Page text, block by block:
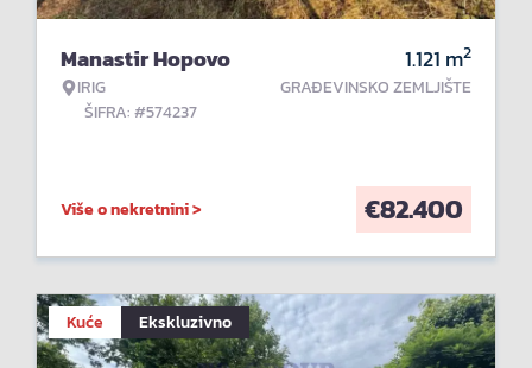
Manastir Hopovo
IRIG
ŠIFRA: #574237
1.121 m2
GRAĐEVINSKO ZEMLJIŠTE
Više o nekretnini > €82.400
Kuće Ekskluzivno